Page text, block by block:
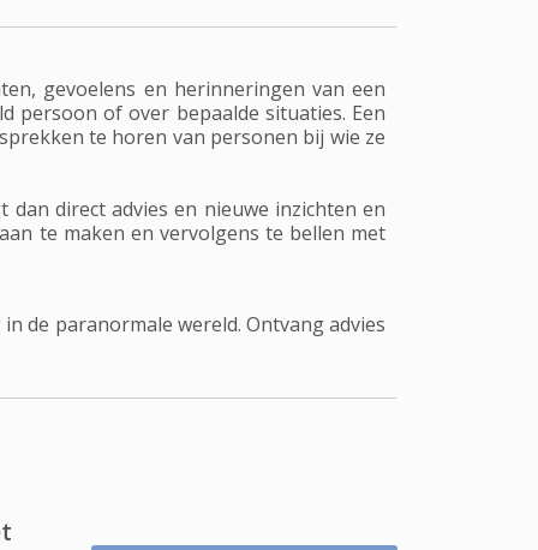
gevoelens en herinneringen van een
persoon of over bepaalde situaties. Een
te horen van personen bij wie ze
direct advies en nieuwe inzichten en
te maken en vervolgens te bellen met
de paranormale wereld. Ontvang advies